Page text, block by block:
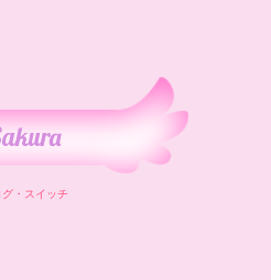
グ・スイッチ